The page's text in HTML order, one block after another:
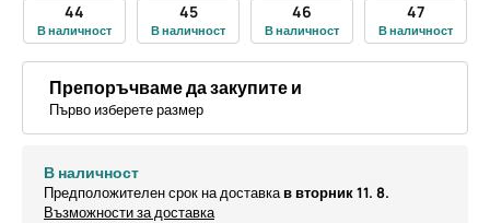
44
В наличност
45
В наличност
46
В наличност
47
В наличност
Препоръчваме да закупите и
Първо изберете размер
В наличност
Предположителен срок на доставкав вторник 11. 8.
Възможности за доставка